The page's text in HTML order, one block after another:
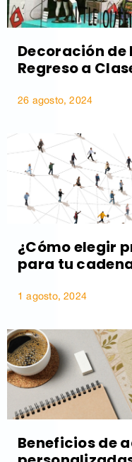
Decoración
Regreso a
26 agosto, 2024
¿Cómo elegir
para tu
1 agosto, 2024
Beneficios de